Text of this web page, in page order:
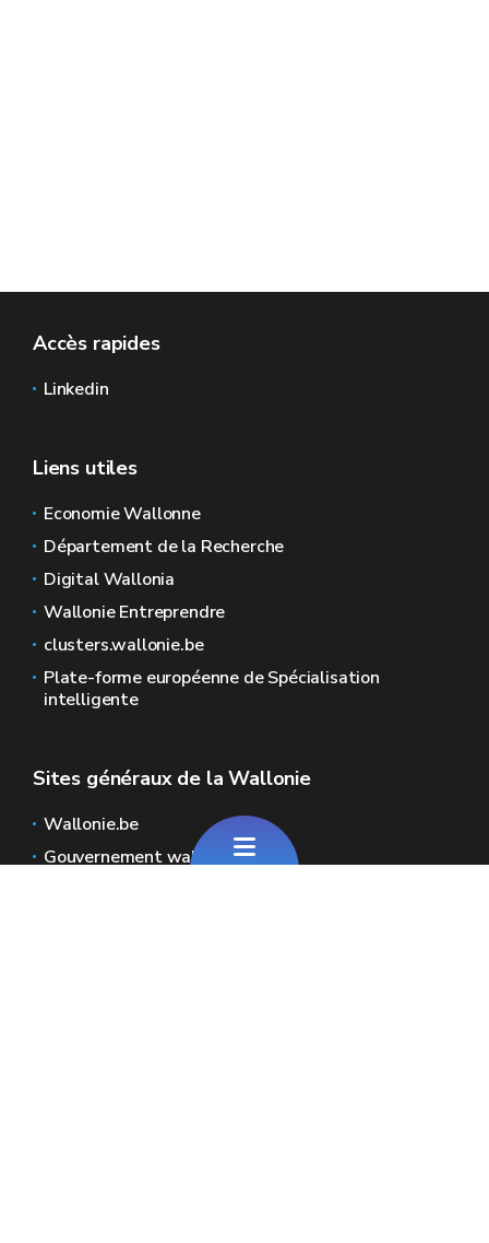
Accès rapides
Linkedin
Liens utiles
Economie Wallonne
Département de la Recherche
Digital Wallonia
Wallonie Entreprendre
clusters.wallonie.be
Plate-forme européenne de Spécialisation
intelligente
Sites généraux de la Wallonie
Wallonie.be
Gouvernement wallon